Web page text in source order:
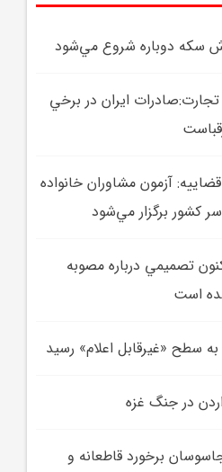
سکه دوباره شروع مي‌شود
ايران در برخي
آزمون مشاوران خانواده
تصميمي درباره مصوبه
است
به سطح «غيرقابل اعلام» رسيد
در جنگ غزه
برخورد قاطعانه و